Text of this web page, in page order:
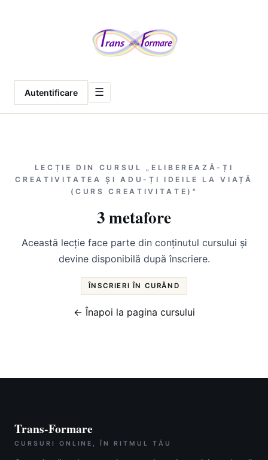
Autentificare ☰
LECȚIE DIN CURSUL „ELIBEREAZĂ-ȚI
CREATIVITATEA ȘI ADU-ȚI IDEILE LA VIAȚĂ
(CURS CREATIVITATE)"
3 metafore
Această lecție face parte din conținutul cursului și
devine disponibilă după înscriere.
ÎNSCRIERI ÎN CURÂND
← Înapoi la pagina cursului
Trans-Formare
CURSURI ONLINE, ÎN RITMUL TĂU